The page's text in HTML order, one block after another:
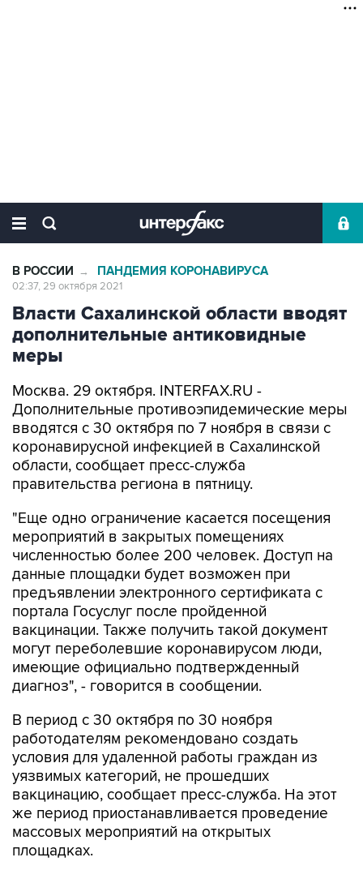
В РОССИИ → ПАНДЕМИЯ КОРОНАВИРУСА
02:37, 29 октября 2021
Власти Сахалинской области вводят
дополнительные антиковидные
меры
Москва. 29 октября. INTERFAX.RU -
Дополнительные противоэпидемические меры
вводятся с 30 октября по 7 ноября в связи с
коронавирусной инфекцией в Сахалинской
области, сообщает пресс-служба
правительства региона в пятницу.
"Еще одно ограничение касается посещения
мероприятий в закрытых помещениях
численностью более 200 человек. Доступ на
данные площадки будет возможен при
предъявлении электронного сертификата с
портала Госуслуг после пройденной
вакцинации. Также получить такой документ
могут переболевшие коронавирусом люди,
имеющие официально подтвержденный
диагноз", - говорится в сообщении.
В период с 30 октября по 30 ноября
работодателям рекомендовано создать
условия для удаленной работы граждан из
уязвимых категорий, не прошедших
вакцинацию, сообщает пресс-служба. На этот
же период приостанавливается проведение
массовых мероприятий на открытых
площадках.